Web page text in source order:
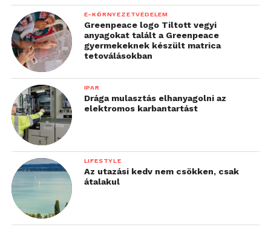
E-KÖRNYEZETVÉDELEM
Greenpeace logo Tiltott vegyi
anyagokat talált a Greenpeace
gyermekeknek készült matrica
tetoválásokban
IPAR
Drága mulasztás elhanyagolni az
elektromos karbantartást
LIFESTYLE
Az utazási kedv nem csökken, csak
átalakul